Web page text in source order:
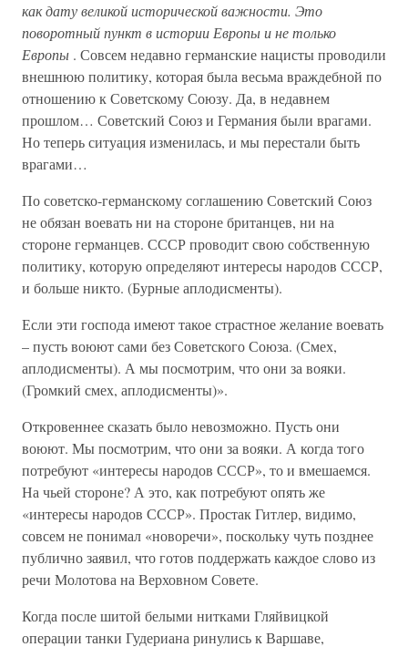
как дату великой исторической важности. Это
поворотный пункт в истории Европы и не только
Европы . Совсем недавно германские нацисты проводили
внешнюю политику, которая была весьма враждебной по
отношению к Советскому Союзу. Да, в недавнем
прошлом… Советский Союз и Германия были врагами.
Но теперь ситуация изменилась, и мы перестали быть
врагами…
По советско-германскому соглашению Советский Союз
не обязан воевать ни на стороне британцев, ни на
стороне германцев. СССР проводит свою собственную
политику, которую определяют интересы народов СССР,
и больше никто. (Бурные аплодисменты).
Если эти господа имеют такое страстное желание воевать
– пусть воюют сами без Советского Союза. (Смех,
аплодисменты). А мы посмотрим, что они за вояки.
(Громкий смех, аплодисменты)».
Откровеннее сказать было невозможно. Пусть они
воюют. Мы посмотрим, что они за вояки. А когда того
потребуют «интересы народов СССР», то и вмешаемся.
На чьей стороне? А это, как потребуют опять же
«интересы народов СССР». Простак Гитлер, видимо,
совсем не понимал «новоречи», поскольку чуть позднее
публично заявил, что готов поддержать каждое слово из
речи Молотова на Верховном Совете.
Когда после шитой белыми нитками Гляйвицкой
операции танки Гудериана ринулись к Варшаве,